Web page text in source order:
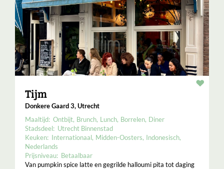
Tijm
Donkere Gaard 3, Utrecht
Maaltijd: Ontbijt Brunch Lunch Borrelen Diner
Stadsdeel: Utrecht Binnenstad
Keuken: Internationaal Midden-Oosters Indonesisch
Nederlands
Prijsniveau: Betaalbaar
Van pumpkin spice latte en gegrilde halloumi pita tot daging